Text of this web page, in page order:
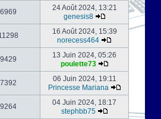
6969
24 Août 2024, 13:21
genesis8
16 Août 2024, 15:39
norecess464
9429
13 Juin 2024, 05:26
poulette73
7392
06 Juin 2024, 19:11
Princesse Mariana
9264
04 Juin 2024, 18:17
stephbb75